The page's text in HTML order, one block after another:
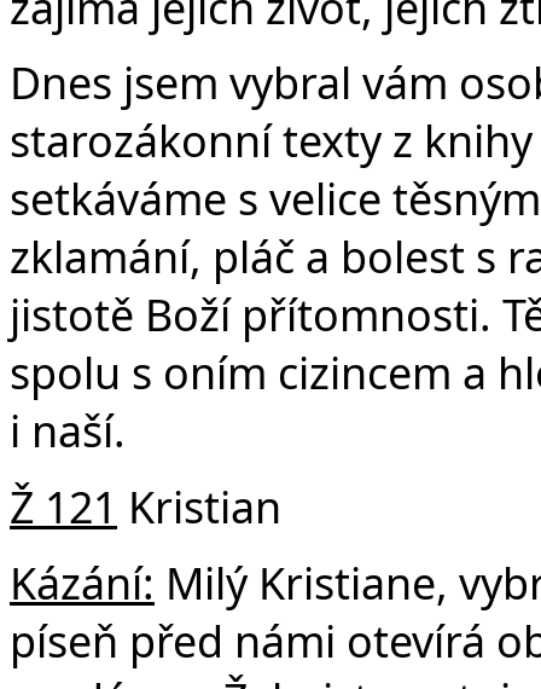
Dnes jsem vybral vám
starozákonní texty z
setkáváme s velice
zklamání, pláč a bolest s
jistotě Boží přítomnosti.
spolu s oním cizincem a
i naší.
Ž 121 Kristian
Kázání: Milý Kristiane,
píseň před námi otevírá